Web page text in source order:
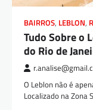
BAIRROS, LEBLON,
Tudo Sobre o
do Rio de
O Leblon não é
Localizado na Zona